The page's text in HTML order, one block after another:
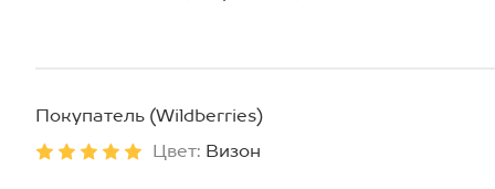
Покупатель (Wildberries)
Цвет: Визон